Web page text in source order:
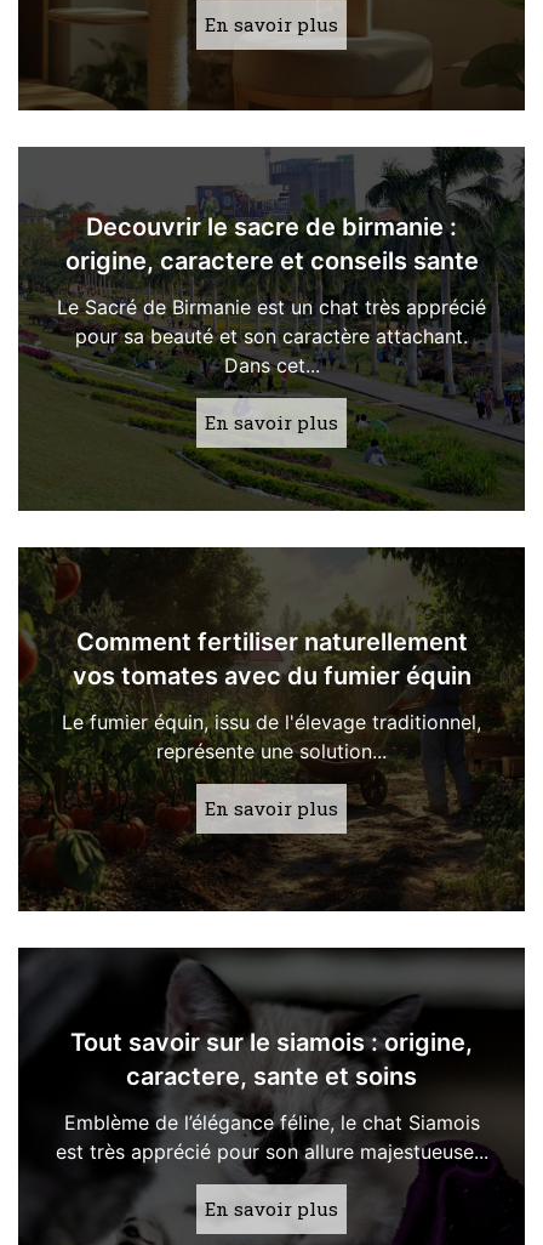
En savoir plus
Decouvrir le sacre de birmanie :
origine, caractere et conseils sante
Le Sacré de Birmanie est un chat très apprécié
pour sa beauté et son caractère attachant.
Dans cet...
En savoir plus
Comment fertiliser naturellement
vos tomates avec du fumier équin
Le fumier équin, issu de l'élevage traditionnel,
représente une solution...
En savoir plus
Tout savoir sur le siamois : origine,
caractere, sante et soins
Emblème de l’élégance féline, le chat Siamois
est très apprécié pour son allure majestueuse...
En savoir plus